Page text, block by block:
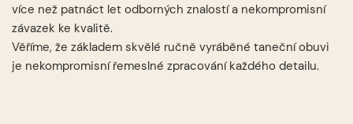
více než patnáct let odborných znalostí a nekompromisní
závazek ke kvalitě.
Věříme, že základem skvělé ručně vyráběné taneční obuvi
je nekompromisní řemeslné zpracování každého detailu.